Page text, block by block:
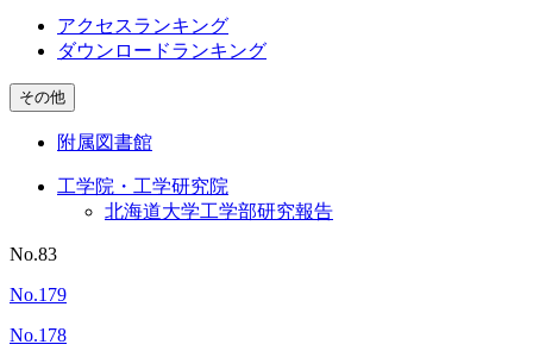
アクセスランキング
ダウンロードランキング
その他
附属図書館
工学院・工学研究院
北海道大学工学部研究報告
No.83
No.179
No.178